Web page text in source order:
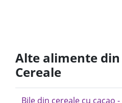
Alte alimente
Cereale
Bile din cereale cu cacao